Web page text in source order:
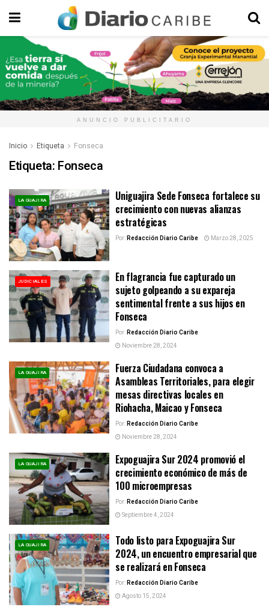
ANUNCIO PUBLICITARIO
Inicio Etiqueta Fonseca
Etiqueta: Fonseca
LA GUAJIRA
Uniguajira Sede Fonseca fortalece su
crecimiento con nuevas alianzas
estratégicas
Por:Redacción Diario Caribe Marzo 28, 2025
JUDICIALES
En flagrancia fue capturado un
sujeto golpeando a su expareja
sentimental frente a sus hijos en
Fonseca
Por:Redacción Diario Caribe
Noviembre 28, 2024
LA GUAJIRA
Fuerza Ciudadana convoca a
Asambleas Territoriales, para elegir
mesas directivas locales en
Riohacha, Maicao y Fonseca
Por:Redacción Diario Caribe
Noviembre 28, 2024
LA GUAJIRA
Expoguajira Sur 2024 promovió el
crecimiento económico de más de
100 microempresas
Por:Redacción Diario Caribe
Septiembre 4, 2024
LA GUAJIRA
Todo listo para Expoguajira Sur
2024, un encuentro empresarial que
se realizará en Fonseca
Por:Redacción Diario Caribe
Agosto 15, 2024